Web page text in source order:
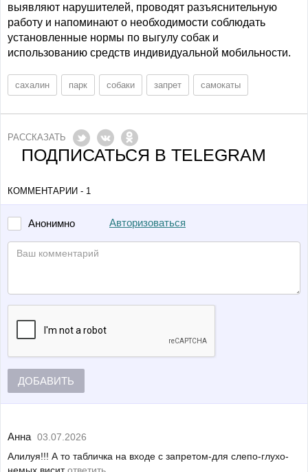
выявляют нарушителей, проводят разъяснительную
работу и напоминают о необходимости соблюдать
установленные нормы по выгулу собак и
использованию средств индивидуальной мобильности.
сахалин парк собаки запрет самокаты
РАССКАЗАТЬ
ПОДПИСАТЬСЯ В TELEGRAM
КОММЕНТАРИИ - 1
Анонимно Авторизоваться
ДОБАВИТЬ
Анна 03.07.2026
Алилуя!!! А то табличка на входе с запретом-для слепо-глухо-